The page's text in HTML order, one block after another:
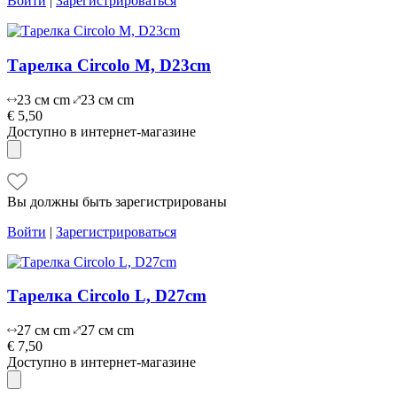
Тарелка Circolo M, D23cm
23 см cm
23 см cm
€ 5,50
Доступно в интернет-магазине
Вы должны быть зарегистрированы
Войти | Зарегистрироваться
Тарелка Circolo L, D27cm
27 см cm
27 см cm
€ 7,50
Доступно в интернет-магазине